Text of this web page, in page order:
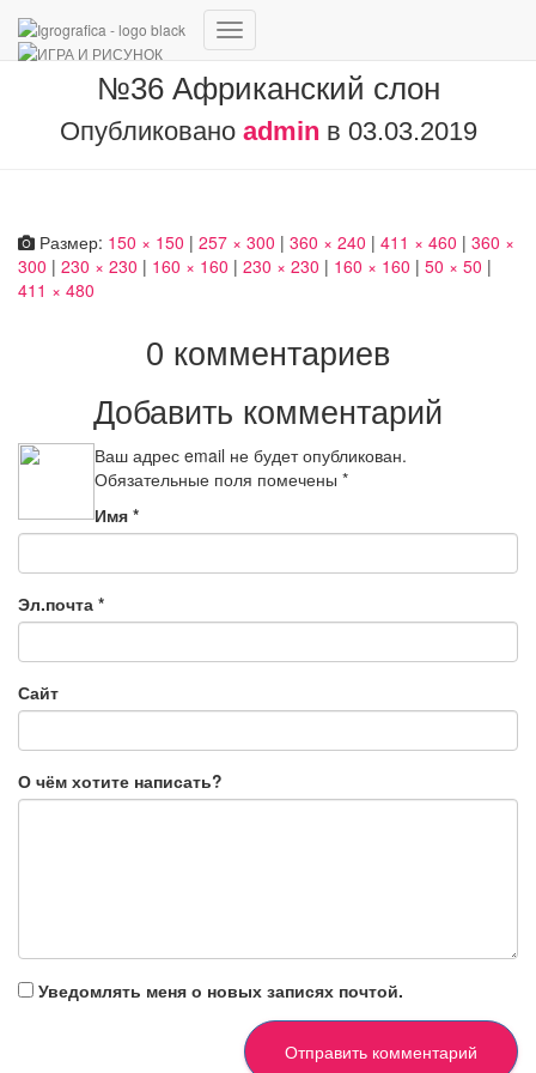
Переключить
№36 Африканский слон
Опубликовано admin в 03.03.2019
Размер: 150 × 150 | 257 × 300 | 360 × 240 | 411 × 460 | 360 ×
300 | 230 × 230 | 160 × 160 | 230 × 230 | 160 × 160 | 50 × 50 |
411 × 480
0 комментариев
Добавить комментарий
Ваш адрес email не будет опубликован.
Обязательные поля помечены *
Имя *
Эл.почта *
Сайт
О чём хотите написать?
Уведомлять меня о новых записях почтой.